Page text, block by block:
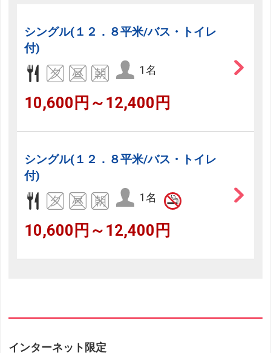
シングル(１２．８平米/バス・トイレ
付)
1名
10,600円～12,400円
シングル(１２．８平米/バス・トイレ
付)
1名
10,600円～12,400円
インターネット限定